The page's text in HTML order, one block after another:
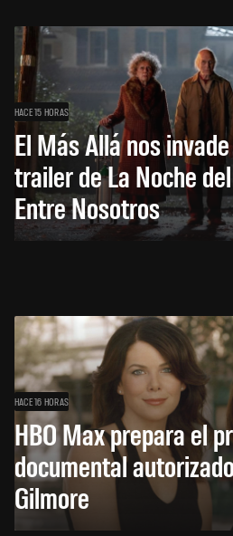
HACE 15 HORAS
El Más Allá nos
trailer de La Noche
Entre Nosotros
HACE 16 HORAS
HBO Max prepara el
documental
Gilmore